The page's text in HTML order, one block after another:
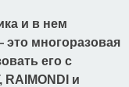
и в нем
это многоразовая
его с
и